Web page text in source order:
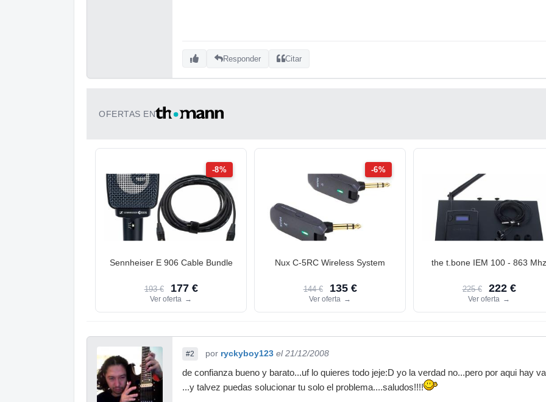
Responder Citar
OFERTAS EN
-8%
Sennheiser E 906 Cable Bundle
193 € 177 €
Ver oferta →
-6%
Nux C-5RC Wireless System
144 € 135 €
Ver oferta →
the t.bone IEM 100 - 863 Mhz
225 € 222 €
Ver oferta →
#2 por ryckyboy123 el 21/12/2008
de confianza bueno y barato...uf lo quieres todo jeje:D yo la verdad no...pero por aqui hay
...y talvez puedas solucionar tu solo el problema....saludos!!!!